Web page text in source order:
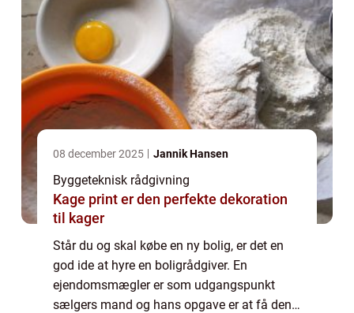
08 december 2025 Jannik Hansen
Byggeteknisk rådgivning
Kage print er den perfekte dekoration
til kager
Står du og skal købe en ny bolig, er det en
god ide at hyre en boligrådgiver. En
ejendomsmægler er som udgangspunkt
sælgers mand og hans opgave er at få den